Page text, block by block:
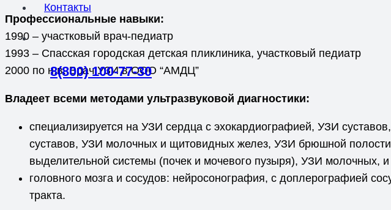
8(800) 100-77-30
Контакты
Профессиональные навыки:
1990 – участковый врач-педиатр
1993 – Спасская городская детская пликлиника, участковый педиатр
2000 по н.в. Врач УЗИ в ООО “АМДЦ”
Владеет всеми методами ультразвуковой диагностики:
специализируется на УЗИ сердца с эхокардиографией, УЗИ
суставов, УЗИ молочных и щитовидных желез, УЗИ брюшной
выделительной системы (почек и мочевого пузыря), УЗИ молочных,
головного мозга и сосудов: нейросонография, с доплерографией
тракта.